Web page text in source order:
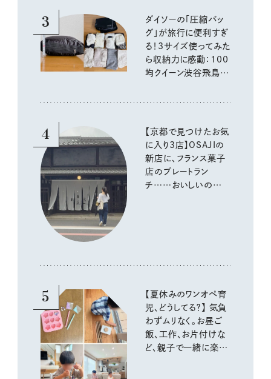
3
ダイソーの「圧縮バッ
グ」が旅行に便利すぎ
る！3サイズ使ってみた
ら収納力に感動：100
均クイーン渋谷飛鳥の
4
【京都で見つけたお気
に入り3店】OSAJIの
新店に、フランス菓子
店のプレートラン
チ……おいしいのんび
5
【夏休みのワンオペ育
児、どうしてる？】 気負
わずムリなく。お昼ご
飯、工作、お片付けな
ど、親子で一緒に楽し